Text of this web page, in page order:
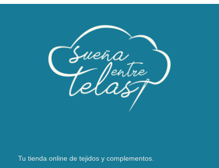
Tu tienda online de tejidos y complementos.